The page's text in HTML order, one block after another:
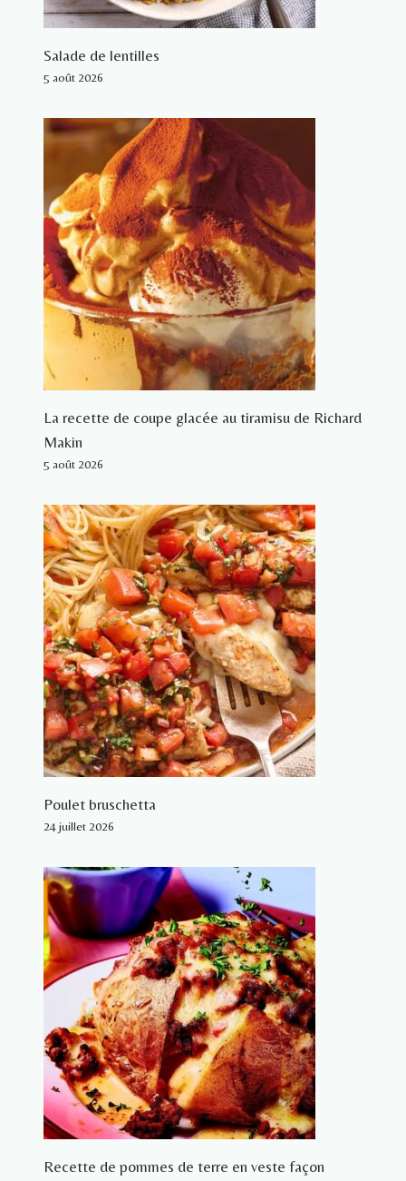
Salade de lentilles
5 août 2026
La recette de coupe glacée au tiramisu de Richard
Makin
5 août 2026
Poulet bruschetta
24 juillet 2026
Recette de pommes de terre en veste façon